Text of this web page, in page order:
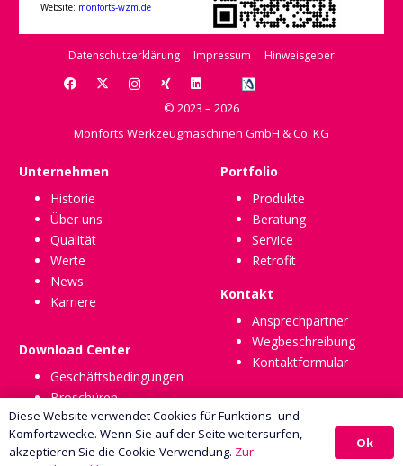
Website: monforts-wzm.de
Datenschutzerklärung Impressum Hinweisgeber
© 2023 – 2026
Monforts Werkzeugmaschinen GmbH & Co. KG
Unternehmen
Historie
Über uns
Qualität
Werte
News
Karriere
Download Center
Geschäftsbedingungen
Broschüren
Portfolio
Produkte
Beratung
Service
Retrofit
Kontakt
Ansprechpartner
Wegbeschreibung
Kontaktformular
Diese Website verwendet Cookies für Funktions- und
Komfortzwecke. Wenn Sie auf der Seite weitersurfen,
akzeptieren Sie die Cookie-Verwendung. Zur
Ok